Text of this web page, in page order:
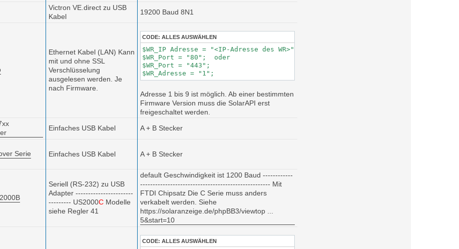
Victron VE.direct zu USB
Kabel
19200 Baud 8N1
Ethernet Kabel (LAN) Kann
mit und ohne SSL
Verschlüsselung
ausgelesen werden. Je
nach Firmware.
CODE: ALLES AUSWÄHLEN
$WR_IP Adresse = "<IP-Adresse des WR>";
$WR_Port = "80";  oder
$WR_Port = "443";
$WR_Adresse = "1";
Adresse 1 bis 9 ist möglich. Ab einer bestimmten
Firmware Version muss die SolarAPI erst
freigeschaltet werden.
Einfaches USB Kabel A + B Stecker
Serie Einfaches USB Kabel A + B Stecker
Seriell (RS-232) zu USB
Adapter -----------------------
--------- US2000C Modelle
siehe Regler 41
default Geschwindigkeit ist 1200 Baud ------------
---------------------------------------------------- Mit
FTDI Chipsatz Die C Serie muss anders
verkabelt werden. Siehe
https://solaranzeige.de/phpBB3/viewtop ...
5&start=10
CODE: ALLES AUSWÄHLEN